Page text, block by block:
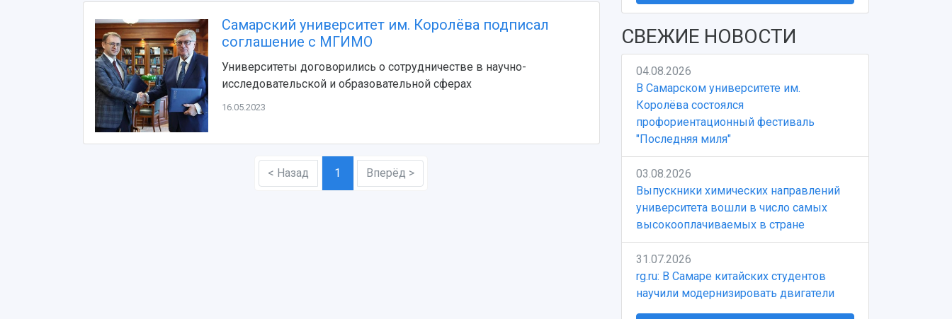
Самарский университет им. Королёва подписал
соглашение с МГИМО
Университеты договорились о сотрудничестве в научно-
исследовательской и образовательной сферах
16.05.2023
< Назад 1 Вперёд >
СВЕЖИЕ НОВОСТИ
04.08.2026
В Самарском университете им.
Королёва состоялся
профориентационный фестиваль
"Последняя миля"
03.08.2026
Выпускники химических направлений
университета вошли в число самых
высокооплачиваемых в стране
31.07.2026
rg.ru: В Самаре китайских студентов
научили модернизировать двигатели